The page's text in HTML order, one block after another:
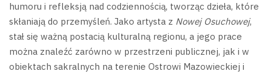
humoru i refleksją nad codziennością, tworząc dzieła, które
skłaniają do przemyśleń. Jako artysta z Nowej Osuchowej,
stał się ważną postacią kulturalną regionu, a jego prace
można znaleźć zarówno w przestrzeni publicznej, jak i w
obiektach sakralnych na terenie Ostrowi Mazowieckiej i